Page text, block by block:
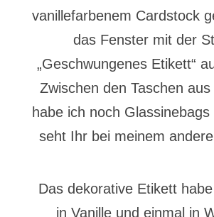
vanillefarbenem Cardstock
das Fenster mit der
„Geschwungenes Etikett“
Zwischen den Taschen
habe ich noch
seht Ihr bei meinem
Das dekorative Etikett
in Vanille und einmal in